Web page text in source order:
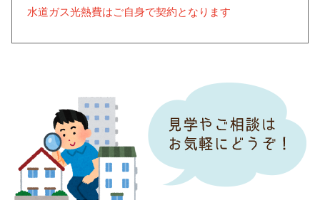
水道ガス光熱費はご自身で契約となります